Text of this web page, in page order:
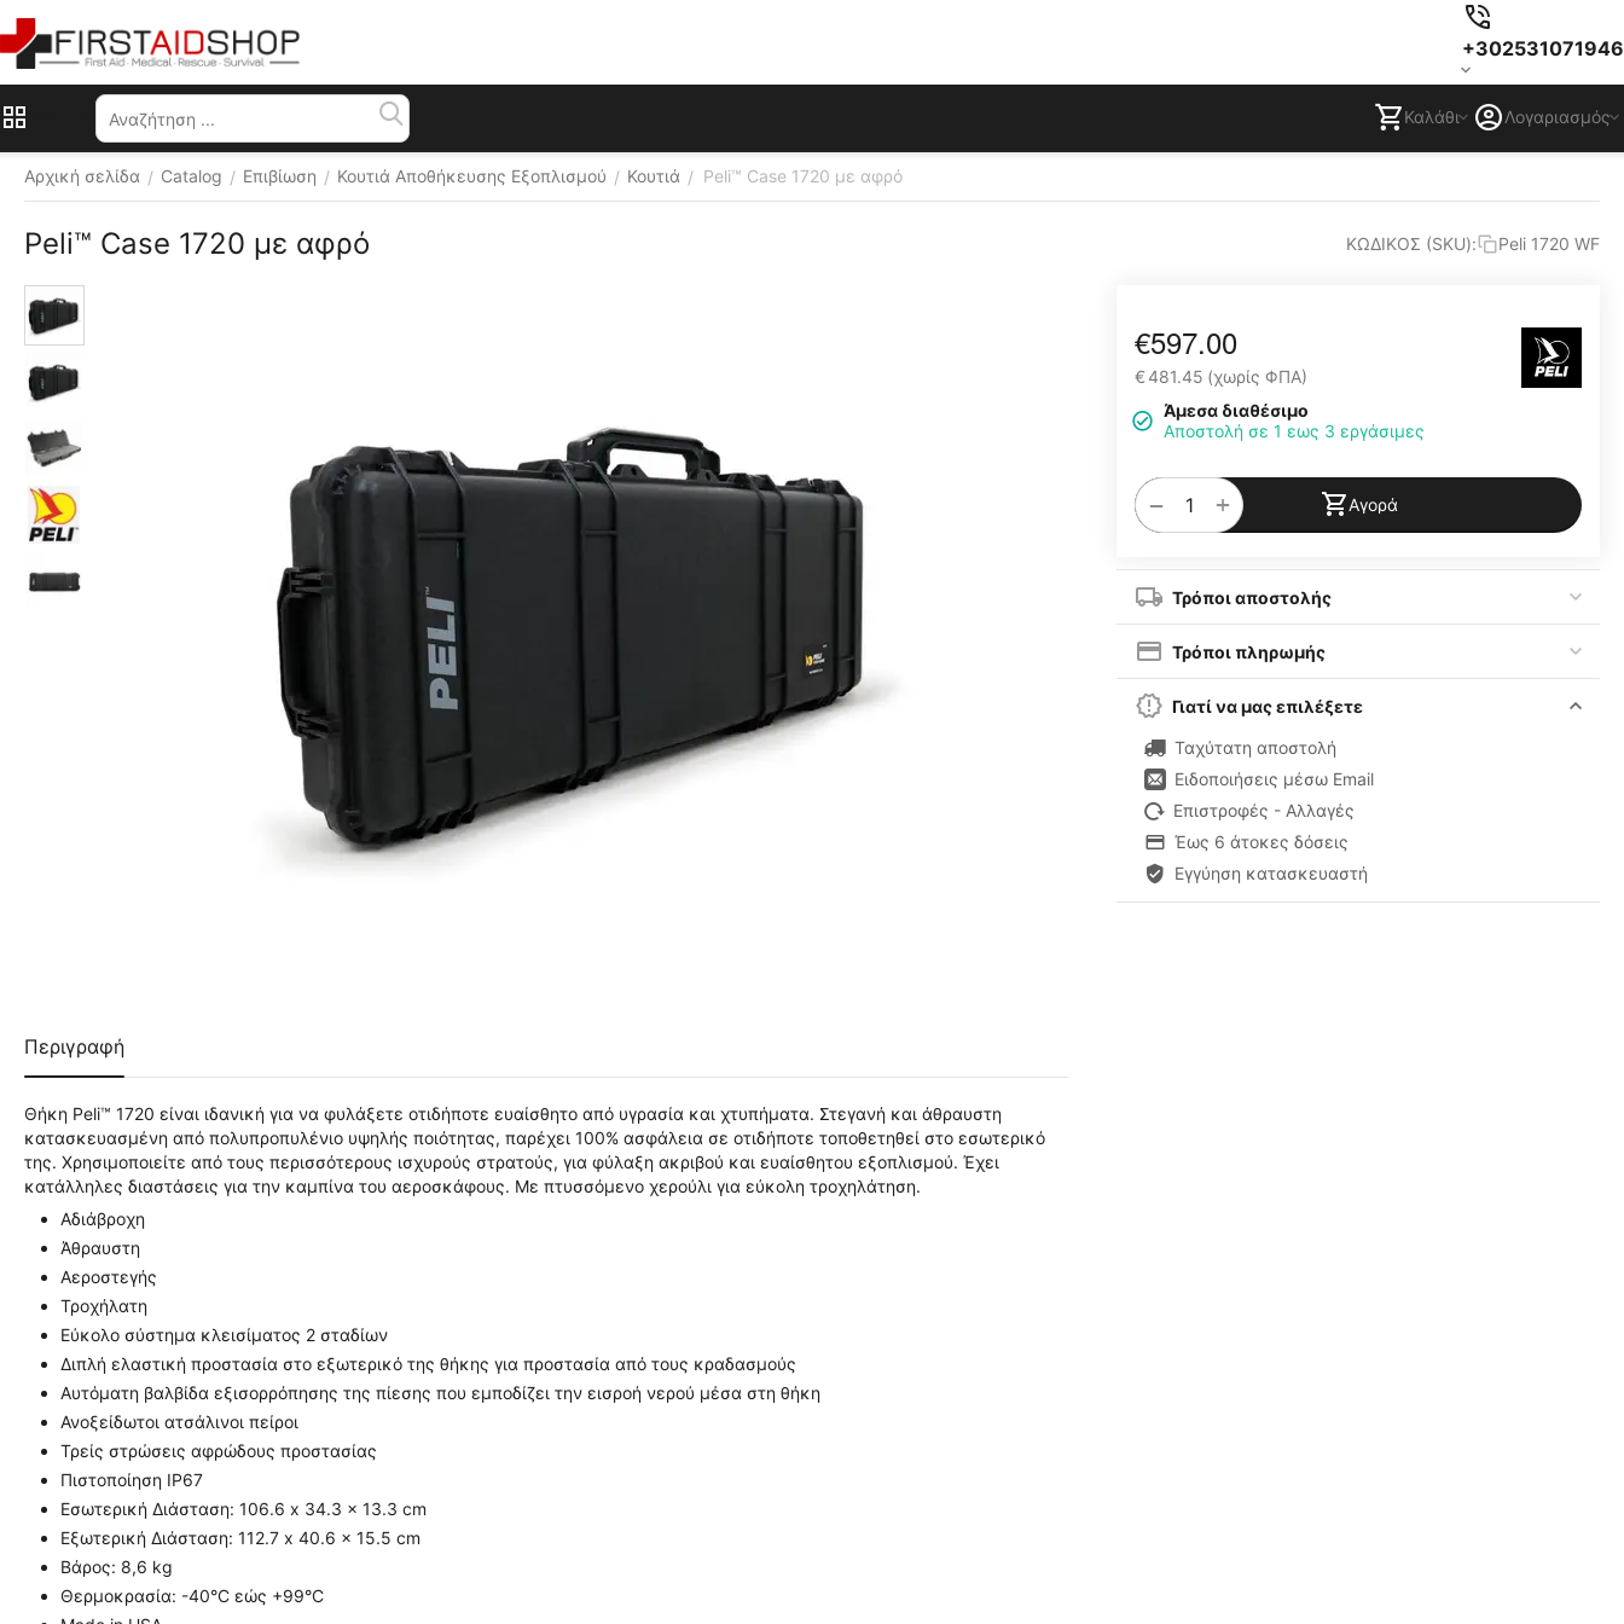
+302531071946
Καλάθι Λογαριασμός
Αρχική σελίδα / Catalog / Επιβίωση / Κουτιά Αποθήκευσης Εξοπλισμού / Κουτιά / Peli™ Case 1720 με αφρό
Peli™ Case 1720 με αφρό ΚΩΔΙΚΟΣ (SKU): Peli 1720 WF
Διάφορα
χρώματα
€597.00
€481.45 (χωρίς ΦΠΑ)
Άμεσα διαθέσιμο
Αποστολή σε 1 εως 3 εργάσιμες
+
− Αγορά
Τρόποι αποστολής
Τρόποι πληρωμής
Γιατί να μας επιλέξετε
Ταχύτατη αποστολή
Ειδοποιήσεις μέσω Email
Επιστροφές - Αλλαγές
Έως 6 άτοκες δόσεις
Εγγύηση κατασκευαστή
Περιγραφή
Θήκη Peli™ 1720 είναι ιδανική για να φυλάξετε οτιδήποτε ευαίσθητο από υγρασία και χτυπήματα. Στεγανή και άθραυστη
κατασκευασμένη από πολυπροπυλένιο υψηλής ποιότητας, παρέχει 100% ασφάλεια σε οτιδήποτε τοποθετηθεί στο εσωτερικό
της. Χρησιμοποιείτε από τους περισσότερους ισχυρούς στρατούς, για φύλαξη ακριβού και ευαίσθητου εξοπλισμού. Έχει
κατάλληλες διαστάσεις για την καμπίνα του αεροσκάφους. Με πτυσσόμενο χερούλι για εύκολη τροχηλάτηση.
Αδιάβροχη
Άθραυστη
Αεροστεγής
Τροχήλατη
Εύκολο σύστημα κλεισίματος 2 σταδίων
Διπλή ελαστική προστασία στο εξωτερικό της θήκης για προστασία από τους κραδασμούς
Αυτόματη βαλβίδα εξισορρόπησης της πίεσης που εμποδίζει την εισροή νερού μέσα στη θήκη
Ανοξείδωτοι ατσάλινοι πείροι
Τρείς στρώσεις αφρώδους προστασίας
Πιστοποίηση IP67
Εσωτερική Διάσταση: 106.6 x 34.3 x 13.3 cm
Εξωτερική Διάσταση: 112.7 x 40.6 x 15.5 cm
Βάρος: 8,6 kg
Θερμοκρασία: -40°C εώς +99°C